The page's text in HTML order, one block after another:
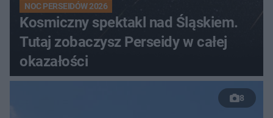
NOC PERSEIDÓW 2026
Kosmiczny spektakl nad Śląskiem.
Tutaj zobaczysz Perseidy w całej
okazałości
8